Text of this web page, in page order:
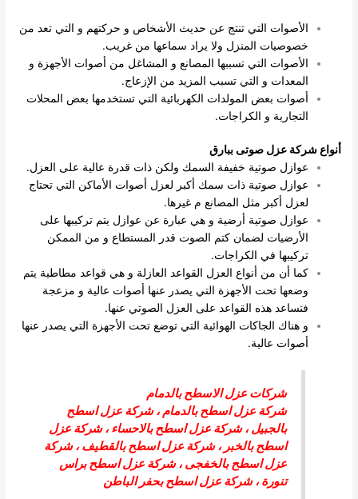
الأصوات التي تنتج عن حديث الأشخاص و حركتهم و التي تعد من
خصوصيات المنزل ولا يراد سماعها من غريب.
الأصوات التي تسببها المصانع و المشاغل من أصوات الأجهزة و
المعدات و التي تسبب المزيد من الإزعاج.
أصوات بعض المولدات الكهربائية التي تستخدمها بعض المحلات
التجارية و الكراجات.
أنواع شركة عزل صوتى ببارق
عوازل صوتية خفيفة السمك ولكن ذات قدرة عالية على العزل.
عوازل صوتية ذات سمك أكبر لعزل أصوات الأماكن التي تحتاج
لعزل أكبر مثل المصانع م غيرها.
عوازل صوتية أرضية و هي عبارة عن عوازل يتم تركيبها على
الأرضيات لضمان كتم الصوت قدر المستطاع و من الممكن
تركيبها في الكراجات.
كما أن من أنواع العزل القواعد العازلة و هي قواعد مطاطية يتم
وضعها تحت الأجهزة التي يصدر عنها أصوات عالية و مزعجة
فتساعد هذه القواعد على العزل الصوتي عنها.
و هناك الجاكات الهوائية التي توضع تحت الأجهزة التي يصدر عنها
أصوات عالية.
شركات عزل الاسطح بالدمام
شركة عزل اسطح بالدمام،شركة عزل اسطح
بالجبيل،شركة عزل اسطح بالاحساء،شركة عزل
اسطح بالخبر ،شركة عزل اسطح بالقطيف،شركة
عزل اسطح بالخفجى، شركة عزل اسطح براس
تنورة ،شركة عزل اسطح بحفر الباطن